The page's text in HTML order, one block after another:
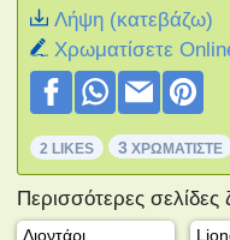
Λήψη (κατεβάζω)
Xρωματίσετε
2 LIKES 3 ΧΡΩΜΑΤΊΣΤΕ
Περισσότερες σελίδες
Λιοντάρι